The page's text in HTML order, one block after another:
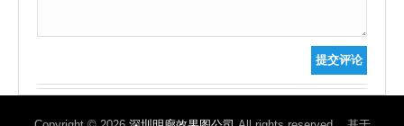
提交评论